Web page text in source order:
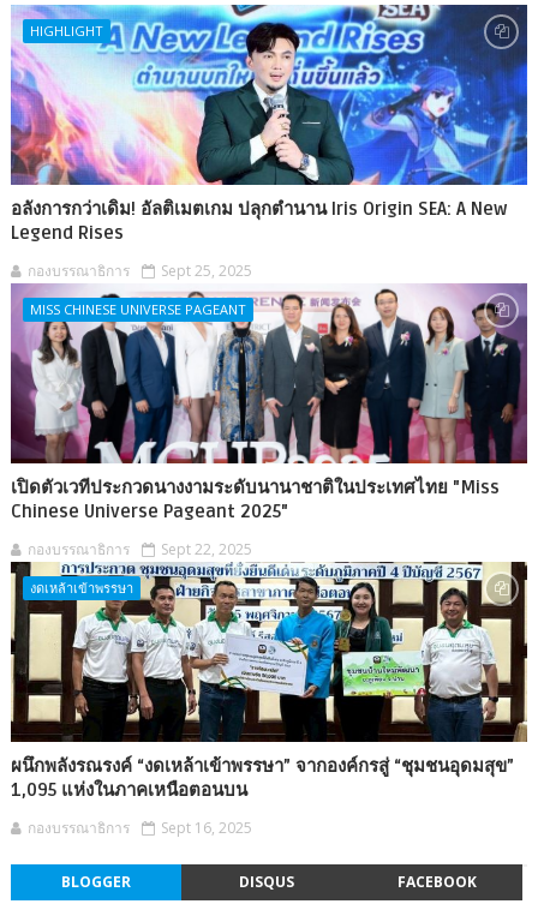
HIGHLIGHT
อลังการกว่าเดิม! อัลติเมตเกม ปลุกตำนาน Iris Origin SEA: A New
Legend Rises
กองบรรณาธิการ Sept 25, 2025
MISS CHINESE UNIVERSE PAGEANT
เปิดตัวเวทีประกวดนางงามระดับนานาชาติในประเทศไทย "Miss
Chinese Universe Pageant 2025"
กองบรรณาธิการ Sept 22, 2025
งดเหล้าเข้าพรรษา
ผนึกพลังรณรงค์ “งดเหล้าเข้าพรรษา” จากองค์กรสู่ “ชุมชนอุดมสุข”
1,095 แห่งในภาคเหนือตอนบน
กองบรรณาธิการ Sept 16, 2025
BLOGGER DISQUS FACEBOOK